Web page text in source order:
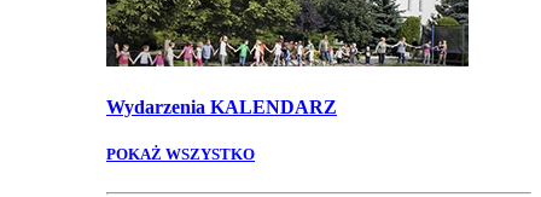
Wydarzenia KALENDARZ
POKAŻ WSZYSTKO